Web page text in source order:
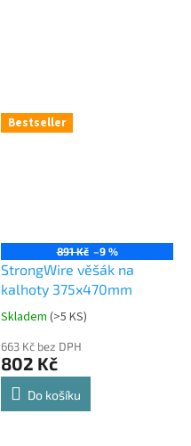
Bestseller
891 Kč –9 %
StrongWire věšák na
kalhoty 375x470mm
Průměrné
produktu
je
4,8
Skladem (>5 KS)
663 Kč bez DPH
802 Kč
Do košíku